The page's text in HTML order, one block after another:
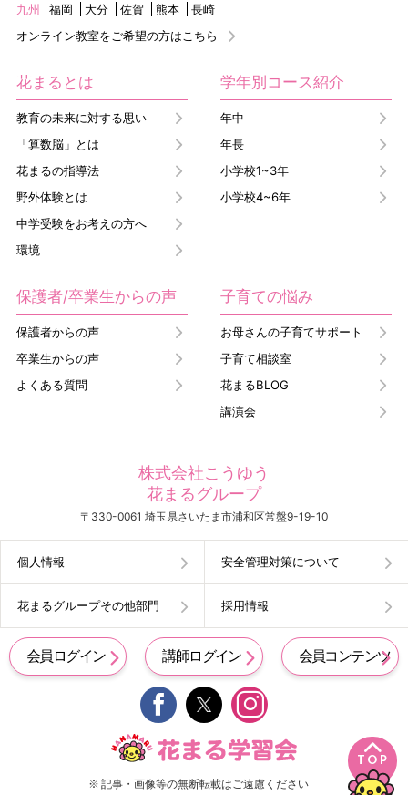
TOP
九州
福岡 大分 佐賀 熊本
長崎
オンライン教室をご希望の方はこちら
花まるとは
教育の未来に対する思い
「算数脳」とは
花まるの指導法
野外体験とは
中学受験をお考えの方へ
環境
学年別コース紹介
年中
年長
小学校1~3年
小学校4~6年
保護者/卒業生からの声
保護者からの声
卒業生からの声
よくある質問
子育ての悩み
お母さんの子育てサポート
子育て相談室
花まるBLOG
講演会
株式会社こうゆう
花まるグループ
〒330-0061 埼玉県さいたま市浦和区常盤9-19-10
個人情報 安全管理対策について
花まるグループその他部門 採用情報
会員ログイン 講師ログイン 会員コンテンツ
 
※ 記事・画像等の無断転載はご遠慮ください